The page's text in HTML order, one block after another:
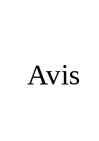
Avis